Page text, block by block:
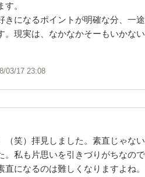
。
きになるポイントが明確な分、一
。現実は、なかなかそーもいかな
03/17 23:08
（笑）拝見しました。素直じゃな
。私も片思いを引きづりがちなの
直になるのは難しくなりますよね